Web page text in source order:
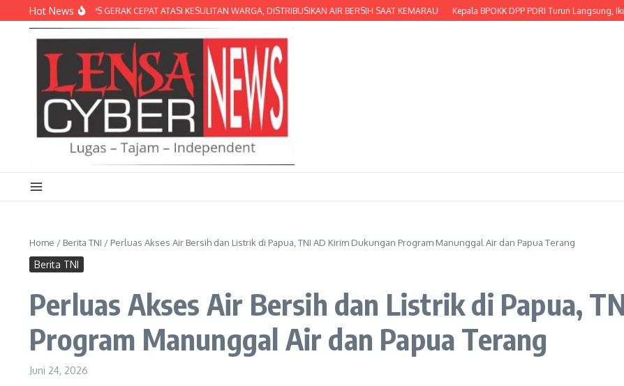
Lewati ke konten
Hot News
BRIGIF TP 31/PS GERAK CEPAT ATASI KESULITAN WARGA, DISTRIBUSIKAN AIR BERSIH SAAT KEMARAU Kepala BPOKK DPP PDRI Turun Langsung, Ikut
Home / Berita TNI / Perluas Akses Air Bersih dan Listrik di Papua, TNI AD Kirim Dukungan Program Manunggal Air dan Papua Terang
Berita TNI
Perluas Akses Air Bersih dan Listrik di Papua,
Program Manunggal Air dan Papua Terang
Juni 24, 2026